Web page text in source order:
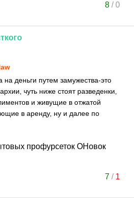
8/0
на деньги путем замужества-это
чуть ниже стоят разведенки,
и живущие в отжатой
в аренду, ну и далее по
профурсеток ОНовок
7/ 1